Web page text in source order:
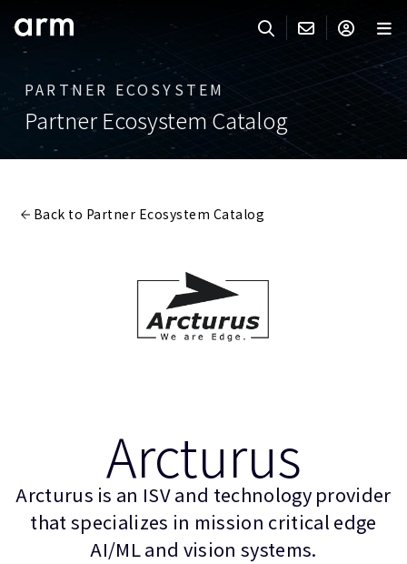
Skip to Footer
サーチ
ARMのお問い合わせ
サポート
IP サポート
販売
IPライセンスのお問い合わせ
その他のお問い合わせ
Arm Integrity Helpline
ウェブサイト
IR関連
セキュリティ脆弱性の報告
ARMアカウント
Armアカウント
ログイン
製品
分野
パートナー
PARTNER ECOSYSTEM
Partner Ecosystem Catalog
Back to Partner Ecosystem Catalog
Arcturus
Arcturus is an ISV and technology provider
that specializes in mission critical edge
AI/ML and vision systems.